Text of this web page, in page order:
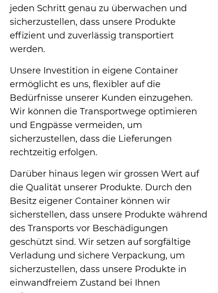
jeden Schritt genau zu überwachen und
sicherzustellen, dass unsere Produkte
effizient und zuverlässig transportiert
werden.
Unsere Investition in eigene Container
ermöglicht es uns, flexibler auf die
Bedürfnisse unserer Kunden einzugehen.
Wir können die Transportwege optimieren
und Engpässe vermeiden, um
sicherzustellen, dass die Lieferungen
rechtzeitig erfolgen.
Darüber hinaus legen wir grossen Wert auf
die Qualität unserer Produkte. Durch den
Besitz eigener Container können wir
sicherstellen, dass unsere Produkte während
des Transports vor Beschädigungen
geschützt sind. Wir setzen auf sorgfältige
Verladung und sichere Verpackung, um
sicherzustellen, dass unsere Produkte in
einwandfreiem Zustand bei Ihnen